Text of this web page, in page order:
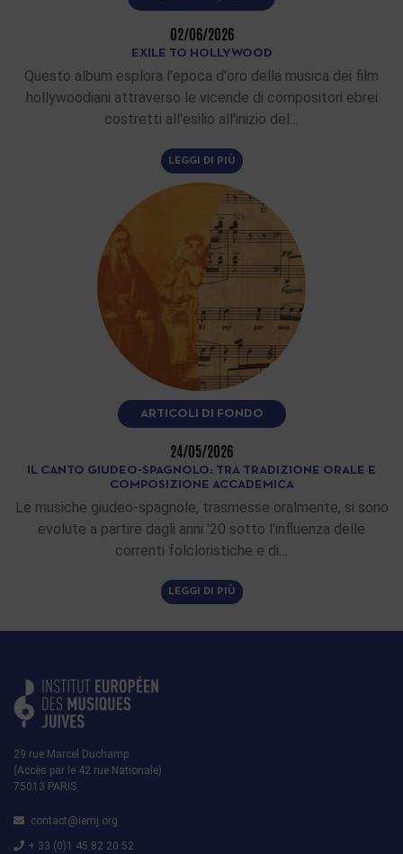
02/06/2026
EXILE TO HOLLYWOOD
Questo album esplora l'epoca d'oro della musica dei film
hollywoodiani attraverso le vicende di compositori ebrei
costretti all'esilio all'inizio del…
LEGGI DI PIÙ
ARTICOLI DI FONDO
24/05/2026
IL CANTO GIUDEO-SPAGNOLO: TRA TRADIZIONE ORALE E
COMPOSIZIONE ACCADEMICA
Le musiche giudeo-spagnole, trasmesse oralmente, si sono
evolute a partire dagli anni '20 sotto l'influenza delle
correnti folcloristiche e di…
LEGGI DI PIÙ
29 rue Marcel Duchamp
(Accès par le 42 rue Nationale)
75013 PARIS
contact@iemj.org
+ 33 (0)1 45 82 20 52